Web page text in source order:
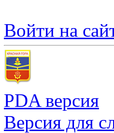
Войти на
PDA версия
Версия для